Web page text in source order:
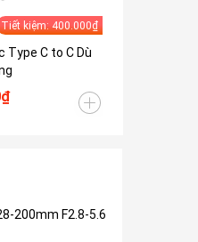
Tiết kiệm: 400.000₫
Type C to C Dù